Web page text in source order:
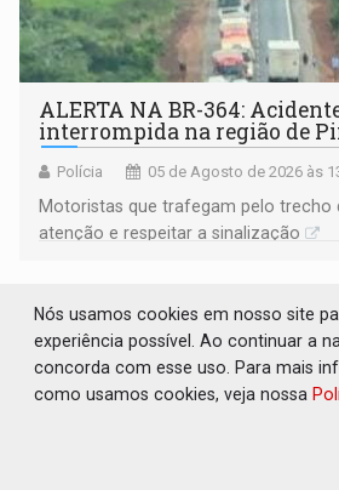
ALERTA NA BR-364:
interrompida na região de
Polícia 05 de Agosto de 2026 às
​Motoristas que trafegam pelo trecho
atenção e respeitar a sinalização
Nós usamos cookies em nosso site
experiência possível. Ao continuar a
concorda com esse uso. Para mais
como usamos cookies, veja nossa